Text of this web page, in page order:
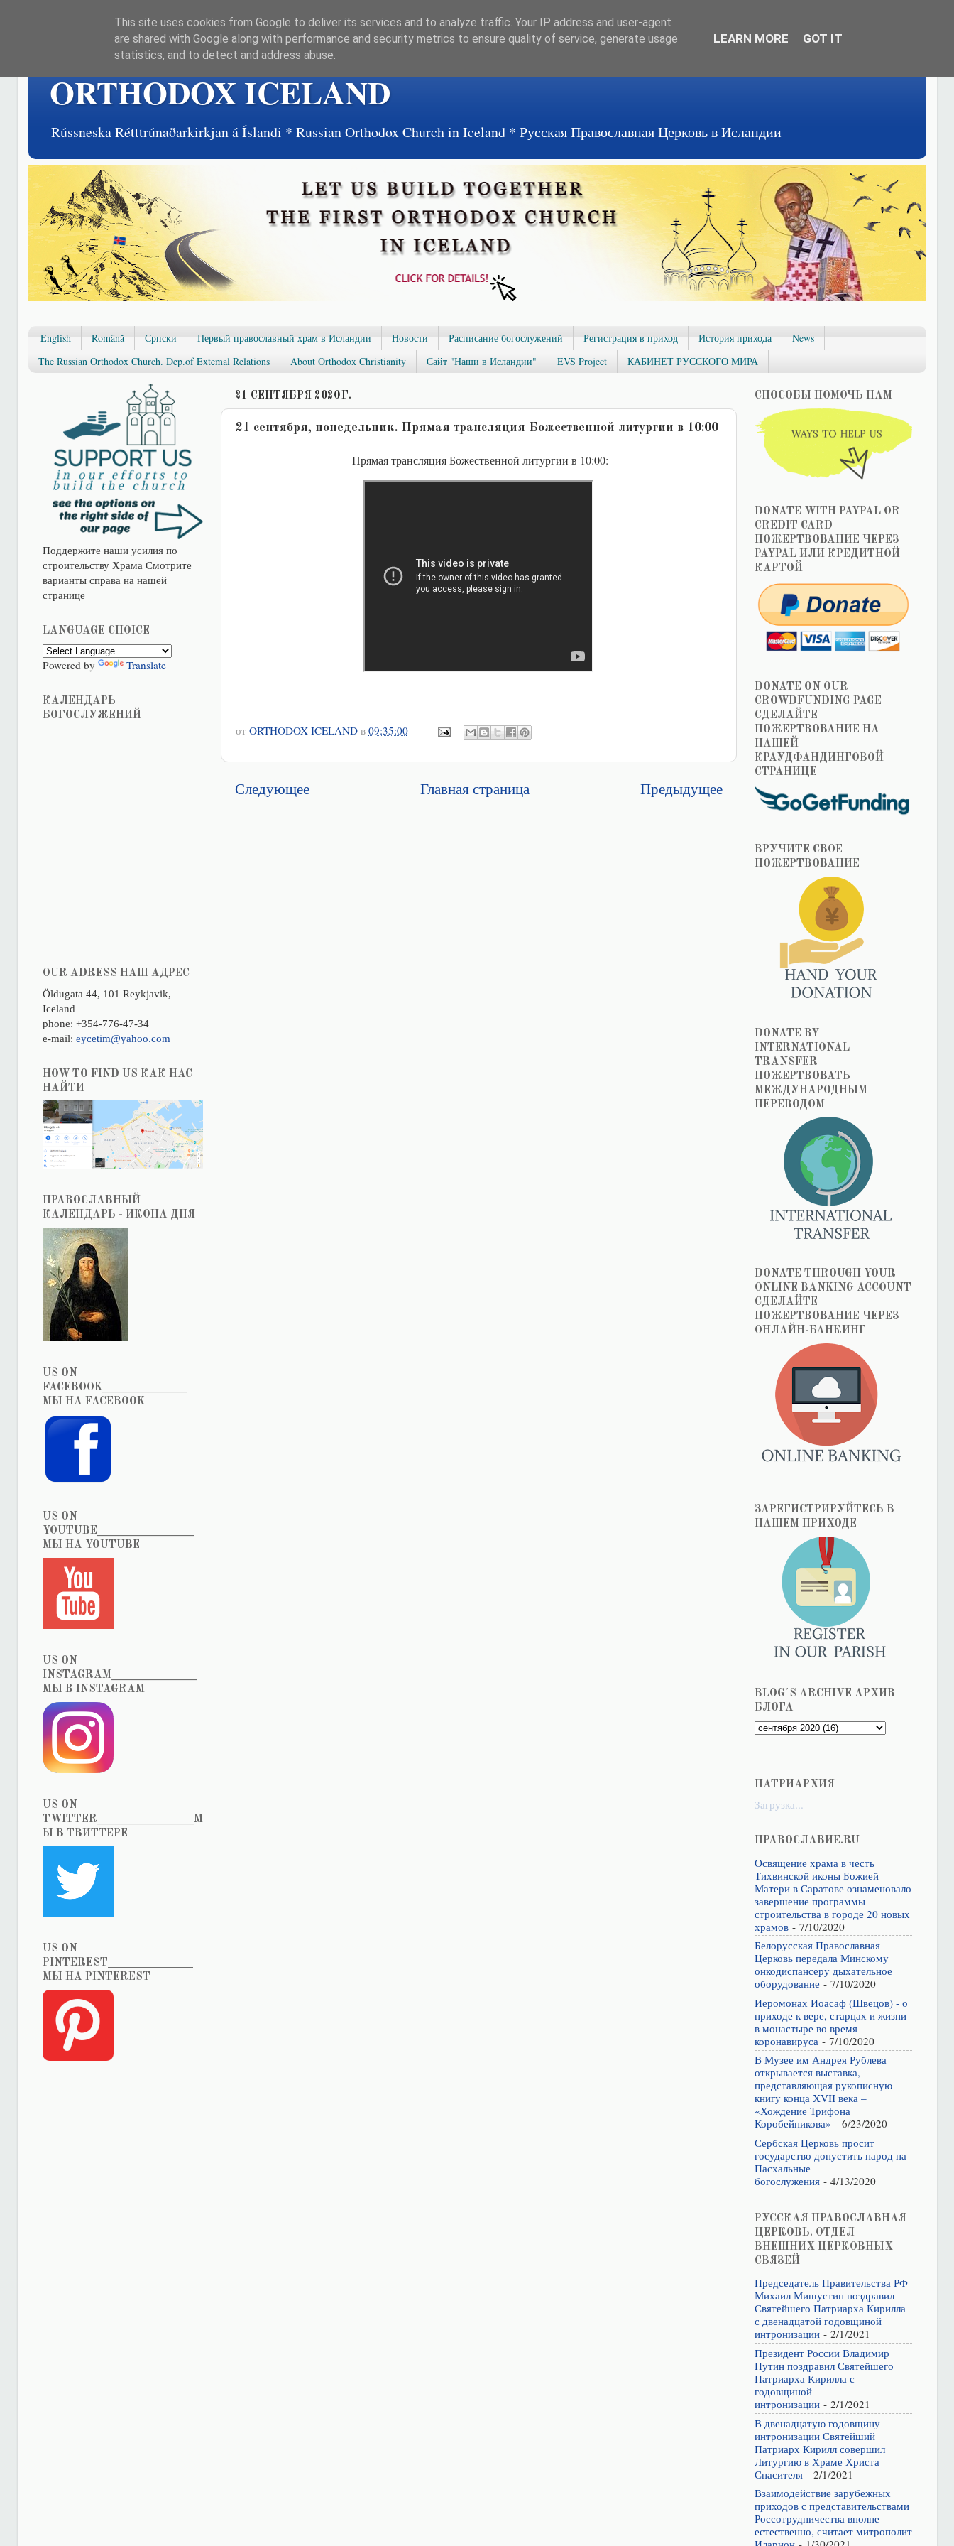
ORTHODOX ICELAND
Rússneska Rétttrúnaðarkirkjan á Íslandi * Russian Orthodox Church in Iceland * Русская Православная Церковь в Исландии
English Română Српски Первый православный храм в Исландии Новости Расписание богослужений Регистрация в приход История прихода
News
The Russian Orthodox Church. Dep.of Extemal Relations
About Orthodox Christianity Сайт "Наши в Исландии" EVS Project КАБИНЕТ РУССКОГО МИРА
21 СЕНТЯБРЯ 2020 Г.
21 сентября, понедельник. Прямая трансляция Божественной литургии в 10:00
Прямая трансляция Божественной литургии в 10:00:
от ORTHODOX ICELAND в 09:35:00
Следующее Предыдущее
Главная страница
Поддержите наши усилия по
строительству Храма Смотрите
варианты справа на нашей
странице
LANGUAGE CHOICE
Powered by Translate
КАЛЕНДАРЬ
БОГОСЛУЖЕНИЙ
OUR ADRESS НАШ АДРЕС
Öldugata 44, 101 Reykjavik,
Iceland
phone: +354-776-47-34
e-mail: eycetim@yahoo.com
HOW TO FIND US КАК НАС
НАЙТИ
ПРАВОСЛАВНЫЙ
КАЛЕНДАРЬ - ИКОНА ДНЯ
US ON
FACEBOOK_______________
МЫ НА FACEBOOK
US ON
YOUTUBE_________________
МЫ НА YOUTUBE
US ON
INSTAGRAM_______________
МЫ В INSTAGRAM
US ON
TWITTER_________________М
Ы В ТВИТТЕРЕ
US ON
PINTEREST_______________
МЫ НА PINTEREST
СПОСОБЫ ПОМОЧЬ НАМ
DONATE WITH PAYPAL OR
CREDIT CARD
ПОЖЕРТВОВАНИЕ ЧЕРЕЗ
PAYPAL ИЛИ КРЕДИТНОЙ
КАРТОЙ
DONATE ON OUR
CROWDFUNDING PAGE
СДЕЛАЙТЕ
ПОЖЕРТВОВАНИЕ НА
НАШЕЙ
КРАУДФАНДИНГОВОЙ
СТРАНИЦЕ
ВРУЧИТЕ СВОЕ
ПОЖЕРТВОВАНИЕ
DONATE BY
INTERNATIONAL
TRANSFER
ПОЖЕРТВОВАТЬ
МЕЖДУНАРОДНЫМ
ПЕРЕВОДОМ
DONATE THROUGH YOUR
ONLINE BANKING ACCOUNT
СДЕЛАЙТЕ
ПОЖЕРТВОВАНИЕ ЧЕРЕЗ
ОНЛАЙН-БАНКИНГ
ЗАРЕГИСТРИРУЙТЕСЬ В
НАШЕМ ПРИХОДЕ
BLOG´S ARCHIVE АРХИВ
БЛОГА
ПАТРИАРХИЯ
Загрузка...
ПРАВОСЛАВИЕ.RU
Освящение храма в честь
Тихвинской иконы Божией
Матери в Саратове ознаменовало
завершение программы
строительства в городе 20 новых
храмов- 7/10/2020
Белорусская Православная
Церковь передала Минскому
онкодиспансеру дыхательное
оборудование - 7/10/2020
Иеромонах Иоасаф (Швецов) - о
приходе к вере, старцах и жизни
в монастыре во время
коронавируса - 7/10/2020
В Музее им Андрея Рублева
открывается выставка,
представляющая рукописную
книгу конца XVII века –
«Хождение Трифона
Коробейникова» - 6/23/2020
Сербская Церковь просит
государство допустить народ на
Пасхальные
богослужения- 4/13/2020
РУССКАЯ ПРАВОСЛАВНАЯ
ЦЕРКОВЬ. ОТДЕЛ
ВНЕШНИХ ЦЕРКОВНЫХ
СВЯЗЕЙ
Председатель Правительства РФ
Михаил Мишустин поздравил
Святейшего Патриарха Кирилла
с двенадцатой годовщиной
интронизации- 2/1/2021
Президент России Владимир
Путин поздравил Святейшего
Патриарха Кирилла с
годовщиной
интронизации- 2/1/2021
В двенадцатую годовщину
интронизации Святейший
Патриарх Кирилл совершил
Литургию в Храме Христа
Спасителя- 2/1/2021
Взаимодействие зарубежных
приходов с представительствами
Россотрудничества вполне
естественно, считает митрополит
This site uses cookies from Google to deliver its services and to analyze traffic. Your IP address and user-agent
are shared with Google along with performance and security metrics to ensure quality of service, generate usage
statistics, and to detect and address abuse.
LEARN MORE GOT IT